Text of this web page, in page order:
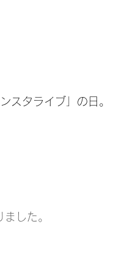
タライブ」の日。
した。